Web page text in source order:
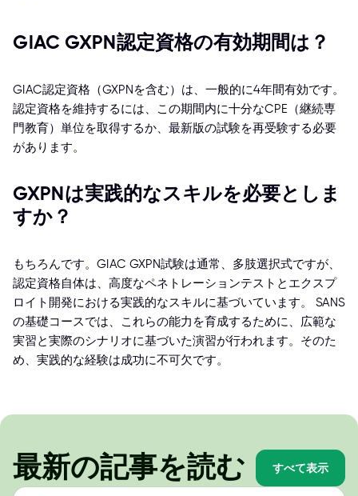
GIAC GXPN認定資格の有効期間は？
GIAC認定資格（GXPNを含む）は、一般的に4年間有効です。
認定資格を維持するには、この期間内に十分なCPE（継続専
門教育）単位を取得するか、最新版の試験を再受験する必要
があります。
GXPNは実践的なスキルを必要としま
すか？
もちろんです。GIAC GXPN試験は通常、多肢選択式ですが、
認定資格自体は、高度なペネトレーションテストとエクスプ
ロイト開発における実践的なスキルに基づいています。 SANS
の基礎コースでは、これらの能力を育成するために、広範な
実習と実際のシナリオに基づいた演習が行われます。そのた
め、実践的な経験は成功に不可欠です。
最新の記事を読む すべて表示